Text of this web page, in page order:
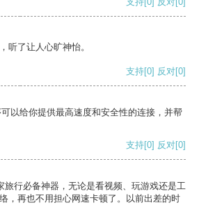
听了让人心旷神怡。
支持[0] 反对[0]
以给你提供最高速度和安全性的连接，并帮
支持[0] 反对[0]
旅行必备神器，无论是看视频、玩游戏还是工
，再也不用担心网速卡顿了。以前出差的时